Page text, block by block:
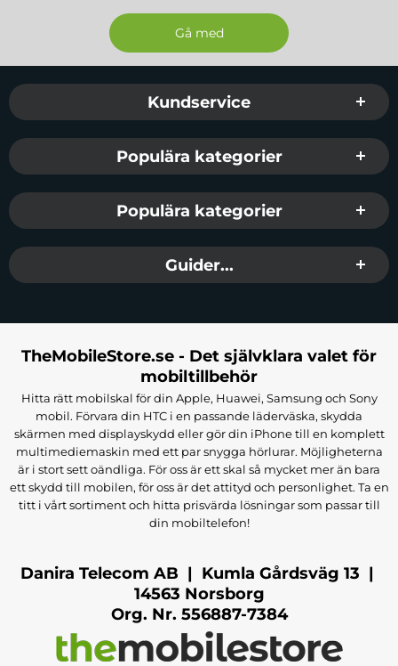
Sidfot Blandad info och länkar
Kundservice
Populära kategorier
Populära kategorier
Guider...
TheMobileStore.se - Det självklara valet för
mobiltillbehör
Hitta rätt mobilskal för din Apple, Huawei, Samsung och Sony
mobil. Förvara din HTC i en passande läderväska, skydda
skärmen med displayskydd eller gör din iPhone till en komplett
multimediemaskin med ett par snygga hörlurar. Möjligheterna
är i stort sett oändliga. För oss är ett skal så mycket mer än bara
ett skydd till mobilen, för oss är det attityd och personlighet. Ta en
titt i vårt sortiment och hitta prisvärda lösningar som passar till
din mobiltelefon!
Danira Telecom AB | Kumla Gårdsväg 13 |
14563 Norsborg
Org. Nr. 556887-7384